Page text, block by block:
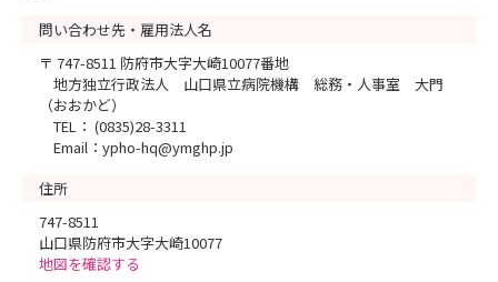
問い合わせ先・雇用法人名
〒 747-8511 防府市大字大崎10077番地
地方独立行政法人 山口県立病院機構 総務・人事室 大門
（おおかど）
TEL： (0835)28-3311
Email：ypho-hq@ymghp.jp
住所
747-8511
山口県防府市大字大崎10077
地図を確認する